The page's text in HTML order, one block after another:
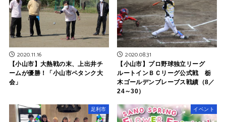
2020.11.16
【小山市】大熱戦の末、上出井チ
ームが優勝！「小山市ペタンク大
会」
2020.08.31
【小山市】プロ野球独立リーグ
ルートインＢＣリーグ公式戦 栃
木ゴールデンブレーブス戦績（8／
24～30）
足利市 イベント